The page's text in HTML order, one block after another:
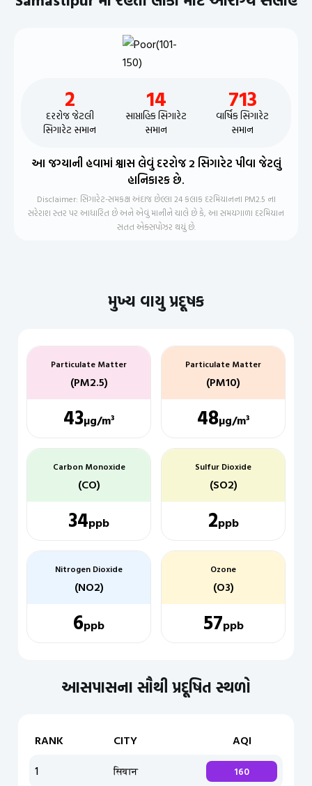
2
દરરોજ જેટલી
સિગારેટ સમાન
14
સાપ્તાહિક સિગારેટ
સમાન
713
વાર્ષિક સિગારેટ
સમાન
આ જગ્યાની હવામાં શ્વાસ લેવું દરરોજ 2 સિગારેટ પીવા જેટલું
હાનિકારક છે.
Disclaimer: સિગારેટ-સમકક્ષ અંદાજ છેલ્લા 24 કલાક દરમિયાનના PM2.5 ના
સરેરાશ સ્તર પર આધારિત છે અને એવું માનીને ચાલે છે કે, આ સમયગાળા દરમિયાન
સતત એક્સપોઝર થયું છે.
મુખ્ય વાયુ પ્રદૂષક
Particulate Matter
(PM2.5)
43µg/m³
Particulate Matter
(PM10)
48µg/m³
Carbon Monoxide
(CO)
34ppb
Sulfur Dioxide
(SO2)
2ppb
Nitrogen Dioxide
(NO2)
6ppb
Ozone
(O3)
57ppb
આસપાસના સૌથી પ્રદૂષિત સ્થળો
RANK CITY AQI
1 सिवान 160